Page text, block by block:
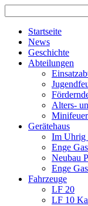
Startseite
News
Geschichte
Abteilungen
Alters-
Gerätehaus
Im Uhrig
Enge
Neubau
Enge
Fahrzeuge
LF 20
LF 10